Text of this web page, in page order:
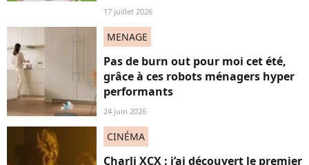
17 juillet 2026
MENAGE
Pas de burn out pour moi cet été,
grâce à ces robots ménagers hyper
performants
24 juin 2026
CINÉMA
Charli XCX : j’ai découvert le premier